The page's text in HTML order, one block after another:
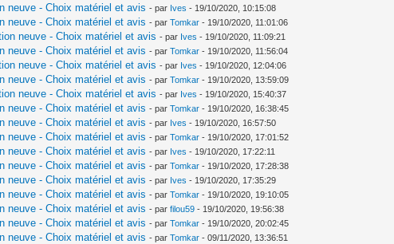
neuve - Choix matériel et avis - par Ives - 19/10/2020, 10:15:08
neuve - Choix matériel et avis - parTomkar - 19/10/2020, 11:01:06
neuve - Choix matériel et avis - par Ives - 19/10/2020, 11:09:21
neuve - Choix matériel et avis - parTomkar - 19/10/2020, 11:56:04
neuve - Choix matériel et avis - par Ives - 19/10/2020, 12:04:06
neuve - Choix matériel et avis - parTomkar - 19/10/2020, 13:59:09
neuve - Choix matériel et avis - par Ives - 19/10/2020, 15:40:37
neuve - Choix matériel et avis - parTomkar - 19/10/2020, 16:38:45
neuve - Choix matériel et avis - par Ives - 19/10/2020, 16:57:50
neuve - Choix matériel et avis - parTomkar - 19/10/2020, 17:01:52
neuve - Choix matériel et avis - par Ives - 19/10/2020, 17:22:11
neuve - Choix matériel et avis - parTomkar - 19/10/2020, 17:28:38
neuve - Choix matériel et avis - par Ives - 19/10/2020, 17:35:29
neuve - Choix matériel et avis - parTomkar - 19/10/2020, 19:10:05
neuve - Choix matériel et avis - parfilou59 - 19/10/2020, 19:56:38
neuve - Choix matériel et avis - parTomkar - 19/10/2020, 20:02:45
neuve - Choix matériel et avis - parTomkar - 09/11/2020, 13:36:51